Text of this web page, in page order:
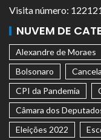
Visita número:
NUVEM DE
Alexandre de Moraes
Bolsonaro
CPI da Pandemia
Câmara dos
Eleições 2022